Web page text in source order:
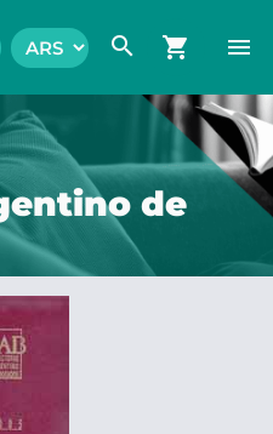
search shopping_cart menu
de